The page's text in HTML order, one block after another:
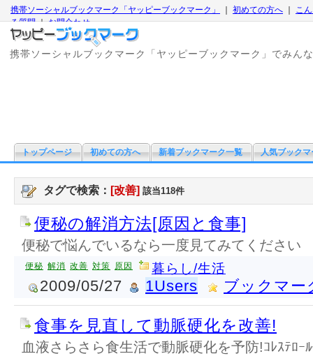
携帯ソーシャルブックマーク「ヤッピーブックマーク」 初めての方へ
こ
る質問｜お問合わせ
携帯ソーシャルブックマーク「ヤッピーブックマーク」でみん
トップページ 初めての方へ 新着ブックマーク一覧 人気ブックマ
タグで検索： [改善] 該当118件
便秘の解消方法[原因と食事]
便秘で悩んでいるなら一度見てみてください
便秘 解消 改善 対策 原因 暮らし/生活
2009/05/27 1Users ブックマー
食事を見直して動脈硬化を改善!
血液さらさら食生活で動脈硬化を予防!ｺﾚｽﾃﾛｰ